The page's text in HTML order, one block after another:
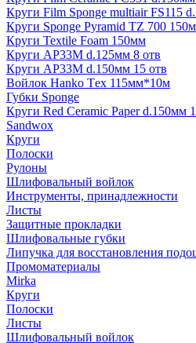
Круги Film Sponge multiair FS115
Круги Sponge Pyramid TZ 700
Круги Textile Foam 150мм
Круги AP33M d.125мм 8 отв
Круги AP33M d.150мм 15 отв
Войлок Hanko Tех 115мм*10м
Губки Sponge
Круги Red Ceramic Paper d.150мм
Sandwox
Круги
Полоски
Рулоны
Шлифовальный войлок
Инструменты, принадлежности
Листы
Защитные прокладки
Шлифовальные губки
Липучка для восстановления
Промоматериалы
Mirka
Круги
Полоски
Листы
Шлифовальный войлок